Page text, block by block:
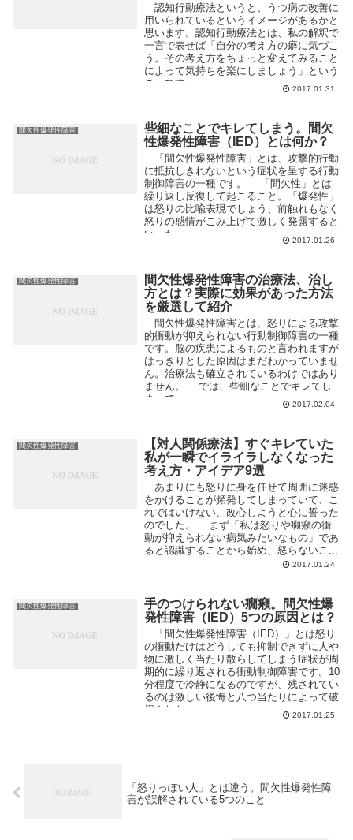
認知行動療法というと、うつ病の改善に
用いられているというイメージがあるかと
思います。認知行動療法とは、私の解釈で
一言で表せば「自分の考え方の癖に気づこ
う。その考え方をちょっと変えてみること
によって気持ちを楽にしましょう」という
ことです。 ...
2017.01.31
間欠性爆発性障害
些細なことでキレてしまう。間欠
性爆発性障害（IED）とは何か？
「間欠性爆発性障害」とは、攻撃的行動
に抵抗しきれないという症状を呈する行動
制御障害の一種です。 「間欠性」とは
繰り返し反復して起こること。「爆発性」
は怒りの比喩表現でしょう、前触れもなく
怒りの感情がこみ上げて激しく発露すると
いった...
2017.01.26
間欠性爆発性障害
間欠性爆発性障害の治療法、治し
方とは？実際に効果があった方法
を厳選して紹介
間欠性爆発性障害とは、怒りによる攻撃
的衝動が抑えられない行動制御障害の一種
です。脳の疾患によるものと言われますが
はっきりとした原因はまだわかっていませ
ん。治療法も確立されているわけではあり
ません。 では、些細なことでキレてし
まって...
2017.02.04
間欠性爆発性障害
【対人関係療法】すぐキレていた
私が一瞬でイライラしなくなった
考え方・アイデア9選
あまりにも怒りに身を任せて周囲に迷惑
をかけることが頻発してしまっていて、こ
れではいけない、改心しようと心に誓った
のでした。 まず「私は怒りや癇癪の衝
動が抑えられない病気みたいなもの」であ
ると認識することから始め、怒らないこ...
2017.01.24
間欠性爆発性障害
手のつけられない癇癪。間欠性爆
発性障害（IED）5つの原因とは？
「間欠性爆発性障害（IED）」とは怒り
の衝動だけはどうしても抑制できずに人や
物に激しく当たり散らしてしまう症状が周
期的に繰り返される衝動制御障害です。10
分程度で冷静になるのですが、残されてい
るのは激しい後悔と八つ当たりによって破
損された...
2017.01.25
「怒りっぽい人」とは違う。間欠性爆発性障
害が誤解されている5つのこと